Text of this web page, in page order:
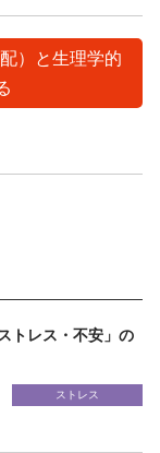
）と生理学的
トレス・不安」の
ストレス